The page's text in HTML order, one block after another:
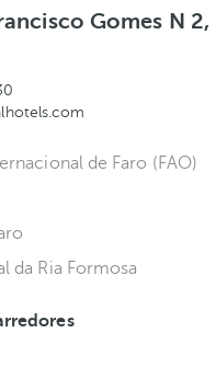
Gomes N
de Faro (FAO)
da Ria Formosa